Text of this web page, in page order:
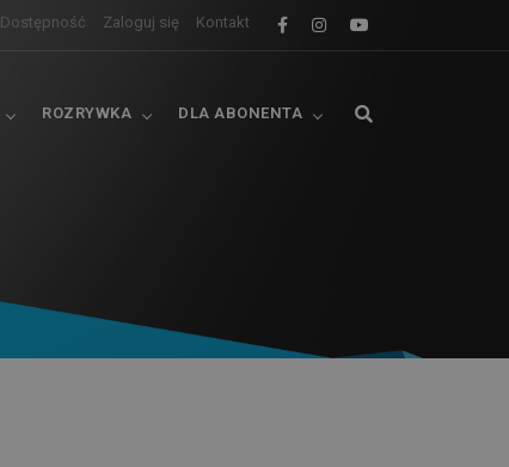
Dostępność Zaloguj się Kontakt
ROZRYWKA DLA ABONENTA